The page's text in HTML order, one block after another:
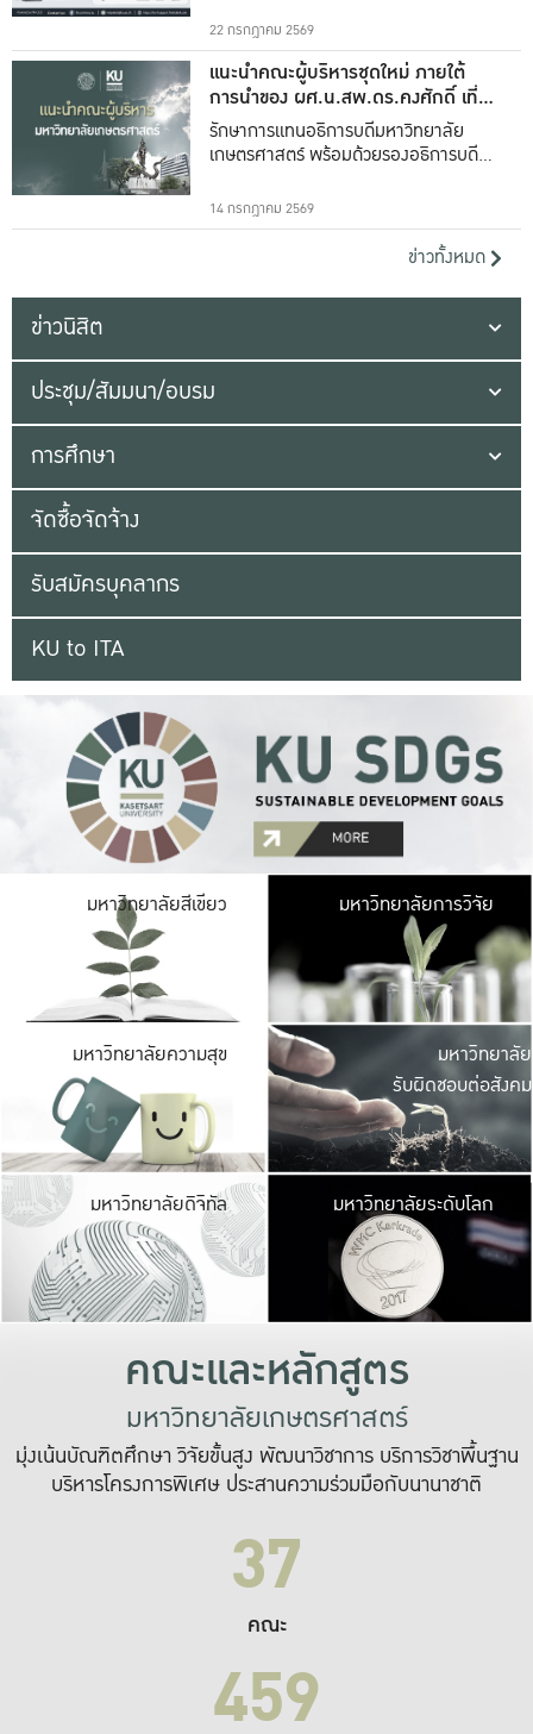
22 กรกฎาคม 2569
แนะนำคณะผู้บริหารชุดใหม่ ภายใต้
การนำของ ผศ.น.สพ.ดร.คงศักดิ์ เที่ยง
ธรรม
รักษาการแทนอธิการบดีมหาวิทยาลัย
เกษตรศาสตร์ พร้อมด้วยรองอธิการบดีทั้ง
14 กรกฎาคม 2569
ข่าวทั้งหมด
ข่าวนิสิต
ประชุม/สัมมนา/อบรม
การศึกษา
จัดซื้อจัดจ้าง
รับสมัครบุคลากร
KU to ITA
มหาวิทยาลัยสีเขียว มหาวิ
มีพื้นที่เขียวสดใส
เป็นป่าในเมือง เกษต
มหาวิทยาลัยการวิจัย
มหาวิทยาลัยความสุข มหาวิ
ค
เปิดประ
และพบเรื่องราวใ
มหาวิทยาลัย
รับผิดชอบต่อสังคม
มหาวิทยาลัยดิจิทัล มหาวิ
เปลี่ยนแปลง แล
เพื่อทำง
ระบบสารสนเทศ
มหาวิทยาลัยระดับโลก
คณะและหลักสูตร
มหาวิทยาลัยเกษตรศาสตร์
มุ่งเน้นบัณฑิตศึกษา วิจัยขั้นสูง พัฒนาวิชาการ บริการวิชาพื้นฐาน
บริหารโครงการพิเศษ ประสานความร่วมมือกับนานาชาติ
37
คณะ
459